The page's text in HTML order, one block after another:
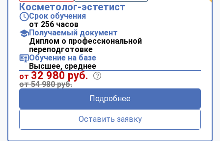
Косметолог-эстетист
Срок обучения
от 256 часов
Получаемый документ
Диплом о профессиональной
переподготовке
Обучение на базе
Высшее, среднее
от 32 980 руб.
от 54 980 руб.
Подробнее
Оставить заявку